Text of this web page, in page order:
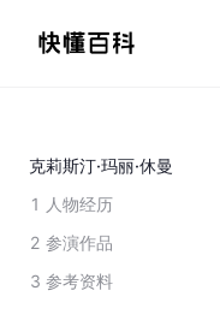
克莉斯汀·玛丽·休曼
1 人物经历
2 参演作品
3 参考资料